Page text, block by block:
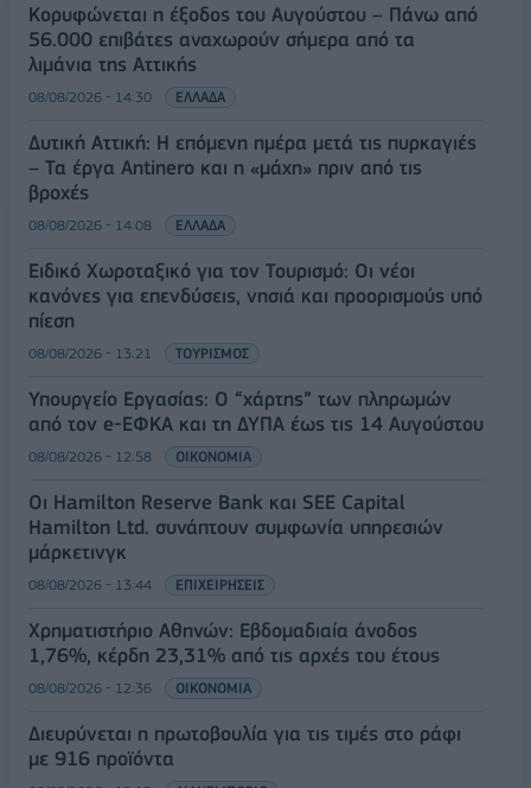
Κορυφώνεται η έξοδος του Αυγούστου – Πάνω από
56.000 επιβάτες αναχωρούν σήμερα από τα
λιμάνια της Αττικής
08/08/2026 - 14:30 ΕΛΛΑΔΑ
Δυτική Αττική: Η επόμενη ημέρα μετά τις πυρκαγιές
– Τα έργα Antinero και η «μάχη» πριν από τις
βροχές
08/08/2026 - 14:08 ΕΛΛΑΔΑ
Ειδικό Χωροταξικό για τον Τουρισμό: Οι νέοι
κανόνες για επενδύσεις, νησιά και προορισμούς υπό
πίεση
08/08/2026 - 13:21 ΤΟΥΡΙΣΜΟΣ
Υπουργείο Εργασίας: Ο “χάρτης” των πληρωμών
από τον e-ΕΦΚΑ και τη ΔΥΠΑ έως τις 14 Αυγούστου
08/08/2026 - 12:58 ΟΙΚΟΝΟΜΙΑ
Οι Hamilton Reserve Bank και SEE Capital
Hamilton Ltd. συνάπτουν συμφωνία υπηρεσιών
μάρκετινγκ
08/08/2026 - 13:44 ΕΠΙΧΕΙΡΗΣΕΙΣ
Χρηματιστήριο Αθηνών: Εβδομαδιαία άνοδος
1,76%, κέρδη 23,31% από τις αρχές του έτους
08/08/2026 - 12:36 ΟΙΚΟΝΟΜΙΑ
Διευρύνεται η πρωτοβουλία για τις τιμές στο ράφι
με 916 προϊόντα